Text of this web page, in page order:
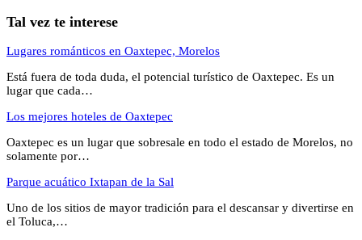
Tal vez te interese
Lugares románticos en Oaxtepec, Morelos
Está fuera de toda duda, el potencial turístico de Oaxtepec. Es un
lugar que cada…
Los mejores hoteles de Oaxtepec
Oaxtepec es un lugar que sobresale en todo el estado de Morelos, no
solamente por…
Parque acuático Ixtapan de la Sal
Uno de los sitios de mayor tradición para el descansar y divertirse en
el Toluca,…